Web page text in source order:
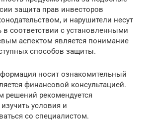
защита прав инвесторов
и нарушители несут
в соответствии с установленными
аспектом является понимание
способов защиты.
носит ознакомительный
финансовой консультацией.
решений рекомендуется
условия и
со специалистом.